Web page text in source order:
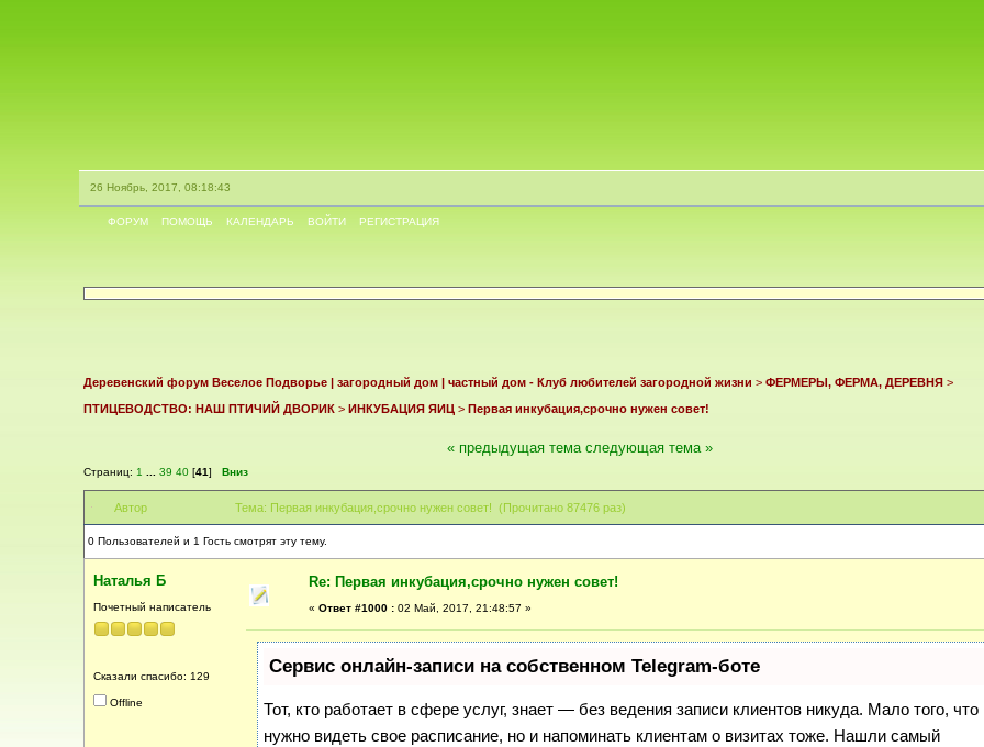
26 Ноябрь, 2017, 08:18:43
ФОРУМ ПОМОЩЬ КАЛЕНДАРЬ ВОЙТИ РЕГИСТРАЦИЯ
Деревенский форум Веселое Подворье | загородный дом | частный дом - Клуб любителей загородной жизни > ФЕРМЕРЫ, ФЕРМА, ДЕРЕВНЯ >
ПТИЦЕВОДСТВО: НАШ ПТИЧИЙ ДВОРИК > ИНКУБАЦИЯ ЯИЦ > Первая инкубация,срочно нужен совет!
Страниц: 1 39 40 [41] Вниз
« предыдущая тема следующая тема »
Автор Тема: Первая инкубация,срочно нужен совет! (Прочитано 87476 раз)
0 Пользователей и 1 Гость смотрят эту тему.
Наталья Б
Почетный написатель
Сказали спасибо: 129
Offline
Re: Первая инкубация,срочно нужен совет!
« Ответ #1000 : 02 Май, 2017, 21:48:57 »
Сервис онлайн-записи на собственном Telegram-боте
Тот, кто работает в сфере услуг, знает — без ведения записи клиентов никуда. Мало того, что
нужно видеть свое расписание, но и напоминать клиентам о визитах тоже. Нашли самый